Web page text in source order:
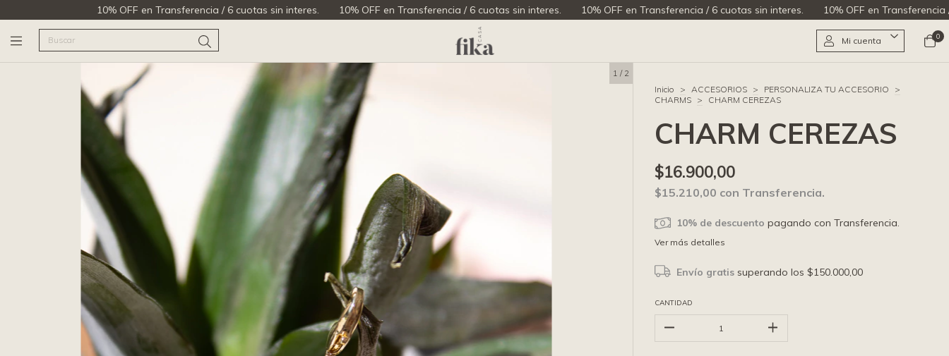
10% OFF en Transferencia / 6 cuotas sin interes. 10% OFF en Transferencia / 6 cuotas sin interes. 10% OFF en Transferencia / 6 cuotas sin interes. 10% OFF en Transferencia / 6 cuotas
Mi cuenta 0
1 / 2
Inicio
> ACCESORIOS > PERSONALIZA TU ACCESORIO
>
CHARMS > CHARM CEREZAS
CHARM CEREZAS
$16.900,00
$15.210,00 con Transferencia.
10% de descuento pagando con Transferencia.
Ver más detalles
Envío gratis superando los$150.000,00
CANTIDAD